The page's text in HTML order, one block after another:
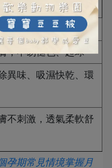
，不易褪色、起球
異味、吸濕快乾、環
不刺激，透氣柔軟舒
孕期常見情境掌握月